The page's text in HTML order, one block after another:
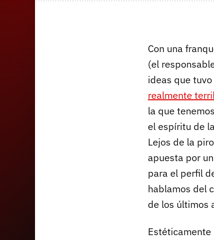
Con una
(el
ideas que
realmente
la que
el espíritu de
Lejos de la
apuesta por
para el perfil
hablamos del
de los últimos